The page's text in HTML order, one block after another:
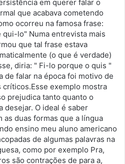
em querer falar o
que acabava cometendo
ocorreu na famosa frase:
lo" Numa entrevista mais
que tal frase estava
(o que é verdade)
diria: " Fi-lo porque o quis "
de falar na época foi motivo de
críticos.Esse exemplo mostra
prejudica tanto quanto o
desejar. O ideal é saber
as duas formas que a língua
ensino meu aluno americano
de algumas palavras na
como por exemplo Pra,
são contrações de para a,